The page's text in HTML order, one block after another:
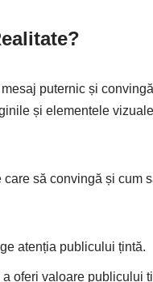
puternic și
și elementele
să convingă și cum
atenția publicului țintă.
oferi valoare publicului